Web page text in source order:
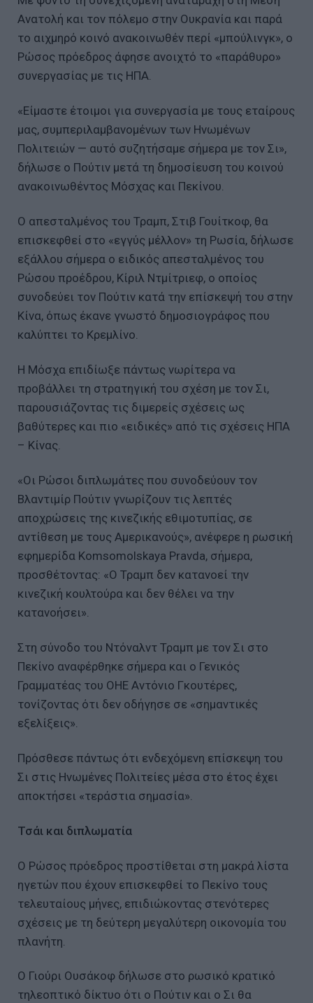
Ανατολή και τον πόλεμο στην Ουκρανία και παρά
το αιχμηρό κοινό ανακοινωθέν περί «μπούλινγκ», ο
Ρώσος πρόεδρος άφησε ανοιχτό το «παράθυρο»
συνεργασίας με τις ΗΠΑ.
«Είμαστε έτοιμοι για συνεργασία με τους εταίρους
μας, συμπεριλαμβανομένων των Ηνωμένων
Πολιτειών — αυτό συζητήσαμε σήμερα με τον Σι»,
δήλωσε ο Πούτιν μετά τη δημοσίευση του κοινού
ανακοινωθέντος Μόσχας και Πεκίνου.
Ο απεσταλμένος του Τραμπ, Στιβ Γουίτκοφ, θα
επισκεφθεί στο «εγγύς μέλλον» τη Ρωσία, δήλωσε
εξάλλου σήμερα ο ειδικός απεσταλμένος του
Ρώσου προέδρου, Κίριλ Ντμίτριεφ, ο οποίος
συνοδεύει τον Πούτιν κατά την επίσκεψή του στην
Κίνα, όπως έκανε γνωστό δημοσιογράφος που
καλύπτει το Κρεμλίνο.
Η Μόσχα επιδίωξε πάντως νωρίτερα να
προβάλλει τη στρατηγική του σχέση με τον Σι,
παρουσιάζοντας τις διμερείς σχέσεις ως
βαθύτερες και πιο «ειδικές» από τις σχέσεις ΗΠΑ
– Κίνας.
«Οι Ρώσοι διπλωμάτες που συνοδεύουν τον
Βλαντιμίρ Πούτιν γνωρίζουν τις λεπτές
αποχρώσεις της κινεζικής εθιμοτυπίας, σε
αντίθεση με τους Αμερικανούς», ανέφερε η ρωσική
εφημερίδα Komsomolskaya Pravda, σήμερα,
προσθέτοντας: «Ο Τραμπ δεν κατανοεί την
κινεζική κουλτούρα και δεν θέλει να την
κατανοήσει».
Στη σύνοδο του Ντόναλντ Τραμπ με τον Σι στο
Πεκίνο αναφέρθηκε σήμερα και ο Γενικός
Γραμματέας του ΟΗΕ Αντόνιο Γκουτέρες,
τονίζοντας ότι δεν οδήγησε σε «σημαντικές
εξελίξεις».
Πρόσθεσε πάντως ότι ενδεχόμενη επίσκεψη του
Σι στις Ηνωμένες Πολιτείες μέσα στο έτος έχει
αποκτήσει «τεράστια σημασία».
Τσάι και διπλωματία
Ο Ρώσος πρόεδρος προστίθεται στη μακρά λίστα
ηγετών που έχουν επισκεφθεί το Πεκίνο τους
τελευταίους μήνες, επιδιώκοντας στενότερες
σχέσεις με τη δεύτερη μεγαλύτερη οικονομία του
πλανήτη.
Ο Γιούρι Ουσάκοφ δήλωσε στο ρωσικό κρατικό
τηλεοπτικό δίκτυο ότι ο Πούτιν και ο Σι θα